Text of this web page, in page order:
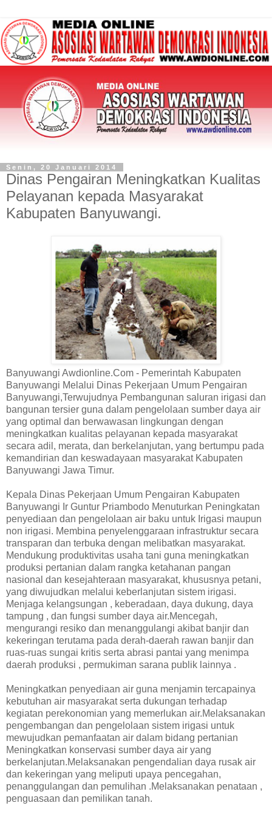
Senin, 20 Januari 2014
Dinas Pengairan Meningkatkan Kualitas
Pelayanan kepada Masyarakat
Kabupaten Banyuwangi.
Banyuwangi Awdionline.Com - Pemerintah Kabupaten
Banyuwangi Melalui Dinas Pekerjaan Umum Pengairan
Banyuwangi,Terwujudnya Pembangunan saluran irigasi dan
bangunan tersier guna dalam pengelolaan sumber daya air
yang optimal dan berwawasan lingkungan dengan
meningkatkan kualitas pelayanan kepada masyarakat
secara adil, merata, dan berkelanjutan, yang bertumpu pada
kemandirian dan keswadayaan masyarakat Kabupaten
Banyuwangi Jawa Timur.
Kepala Dinas Pekerjaan Umum Pengairan Kabupaten
Banyuwangi Ir Guntur Priambodo Menuturkan Peningkatan
penyediaan dan pengelolaan air baku untuk Irigasi maupun
non irigasi. Membina penyelenggaraan infrastruktur secara
transparan dan terbuka dengan melibatkan masyarakat.
Mendukung produktivitas usaha tani guna meningkatkan
produksi pertanian dalam rangka ketahanan pangan
nasional dan kesejahteraan masyarakat, khususnya petani,
yang diwujudkan melalui keberlanjutan sistem irigasi.
Menjaga kelangsungan , keberadaan, daya dukung, daya
tampung , dan fungsi sumber daya air.Mencegah,
mengurangi resiko dan menanggulangi akibat banjir dan
kekeringan terutama pada derah-daerah rawan banjir dan
ruas-ruas sungai kritis serta abrasi pantai yang menimpa
daerah produksi , permukiman sarana publik lainnya .
Meningkatkan penyediaan air guna menjamin tercapainya
kebutuhan air masyarakat serta dukungan terhadap
kegiatan perekonomian yang memerlukan air.Melaksanakan
pengembangan dan pengelolaan sistem irigasi untuk
mewujudkan pemanfaatan air dalam bidang pertanian
Meningkatkan konservasi sumber daya air yang
berkelanjutan.Melaksanakan pengendalian daya rusak air
dan kekeringan yang meliputi upaya pencegahan,
penanggulangan dan pemulihan .Melaksanakan penataan ,
penguasaan dan pemilikan tanah.